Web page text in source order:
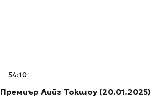
54:10
Премиър Лийг Токшоу (20.01.2025)